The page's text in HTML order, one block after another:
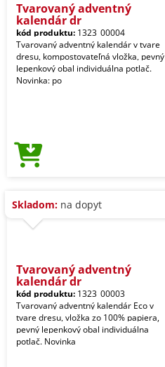
Tvarovaný adventný
kalendár dr
kód produktu: 1323_00004
Tvarovaný adventný kalendár v tvare
dresu, kompostovateľná vložka, pevný
lepenkový obal individuálna potlač.
Novinka: po
Skladom: na dopyt
Tvarovaný adventný
kalendár dr
kód produktu: 1323_00003
Tvarovaný adventný kalendár Eco v
tvare dresu, vložka zo 100% papiera,
pevný lepenkový obal individuálna
potlač. Novinka